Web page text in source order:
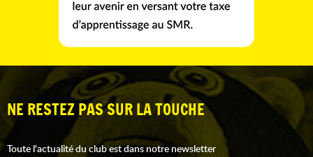
NE RESTEZ PAS SUR LA TOUCHE
Toute l'actualité du club est dans notre newsletter